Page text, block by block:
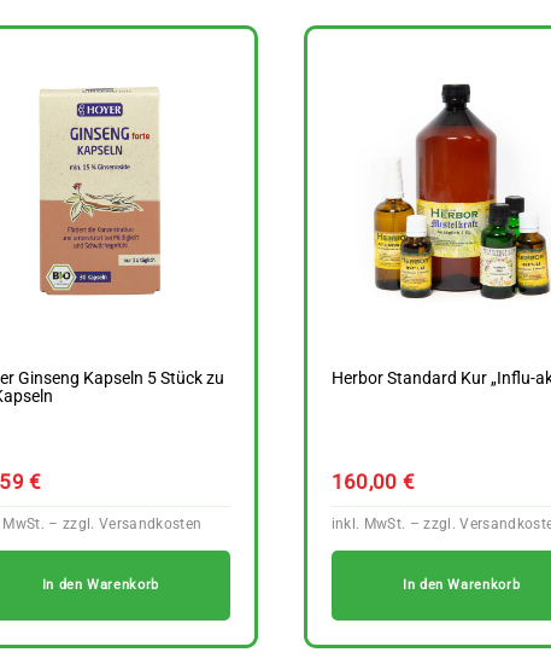
Ginseng Kapseln 5 Stück zu
€
In den Warenkorb
Herbor Standard Kur „Influ-
160,00 €
In den Warenkorb